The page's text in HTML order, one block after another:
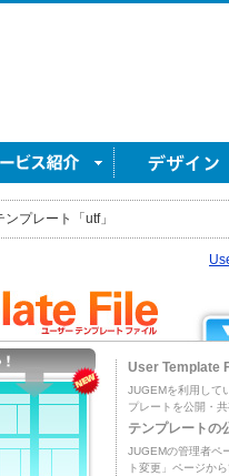
プレート「utf」
User Template
JUGEMを利用して
プレートを公開・
テンプレートの
JUGEMの管理者ペ
ト変更」ページか